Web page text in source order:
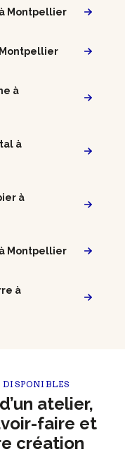
Montpellier
à
à
à
Montpellier
à
DISPONIBLES
atelier,
faire et
création